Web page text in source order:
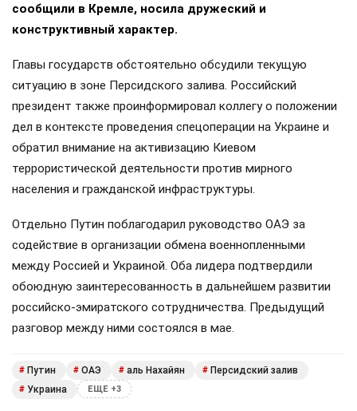
сообщили в Кремле, носила дружеский и
конструктивный характер.
Главы государств обстоятельно обсудили текущую
ситуацию в зоне Персидского залива. Российский
президент также проинформировал коллегу о положении
дел в контексте проведения спецоперации на Украине и
обратил внимание на активизацию Киевом
террористической деятельности против мирного
населения и гражданской инфраструктуры.
Отдельно Путин поблагодарил руководство ОАЭ за
содействие в организации обмена военнопленными
между Россией и Украиной. Оба лидера подтвердили
обоюдную заинтересованность в дальнейшем развитии
российско-эмиратского сотрудничества. Предыдущий
разговор между ними состоялся в мае.
# Путин # ОАЭ # аль Нахайян # Персидский залив
# Украина ЕЩЕ +3